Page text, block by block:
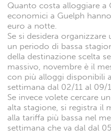
Quanto costa alloggiare a
economici a Guelph
euro a notte.
Se si desidera organizzare
un periodo di bassa
della destinazione scelta
massivo, novembre è il
con più alloggi disponibili
settimana dal 02/11 al 09/
Se invece volete cercare
alta stagione, si registra il
alla tariffa più bassa nel
settimana che va dal dal